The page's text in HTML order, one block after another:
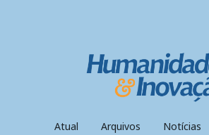
Atual Arquivos Notícias